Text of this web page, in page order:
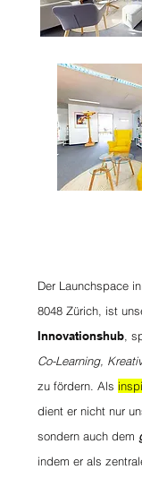
Der Launchspace
8048 Zürich, ist
Innovationshub ,
Co-Learning,
zu fördern. Als
dient er nicht nur
sondern auch dem
indem er als